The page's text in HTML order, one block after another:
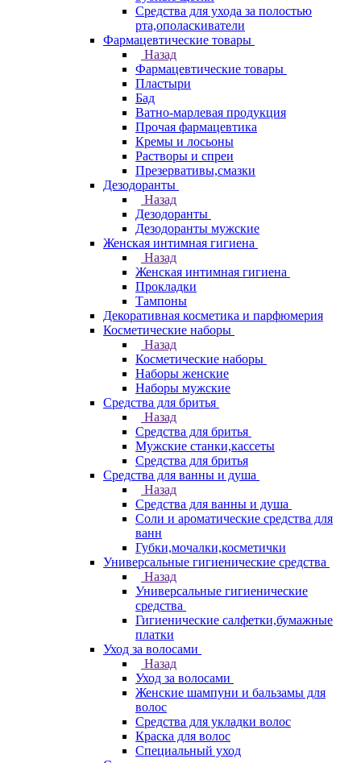
Средства для ухода за полостью
рта,ополаскиватели
Фармацевтические товары
Назад
Фармацевтические товары
Пластыри
Бад
Ватно-марлевая продукция
Прочая фармацевтика
Кремы и лосьоны
Растворы и спреи
Презервативы,смазки
Дезодоранты
Назад
Дезодоранты
Дезодоранты мужские
Женская интимная гигиена
Назад
Женская интимная гигиена
Прокладки
Тампоны
Декоративная косметика и парфюмерия
Косметические наборы
Назад
Косметические наборы
Наборы женские
Наборы мужские
Средства для бритья
Назад
Средства для бритья
Мужские станки,кассеты
Средства для бритья
Средства для ванны и душа
Назад
Средства для ванны и душа
Соли и ароматические средства для
ванн
Губки,мочалки,косметички
Универсальные гигиенические средства
Назад
Универсальные гигиенические
средства
Гигиенические салфетки,бумажные
платки
Уход за волосами
Назад
Уход за волосами
Женские шампуни и бальзамы для
волос
Средства для укладки волос
Краска для волос
Специальный уход